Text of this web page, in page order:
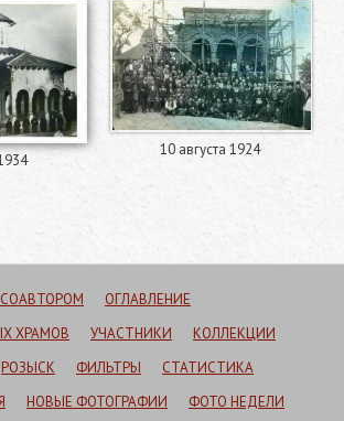
10 августа 1924
ОГЛАВЛЕНИЕ
ХРАМОВ
УЧАСТНИКИ
КОЛЛЕКЦИИ
РОЗЫСК ФИЛЬТРЫ
СТАТИСТИКА
НОВЫЕ ФОТОГРАФИИ ФОТО НЕДЕЛИ